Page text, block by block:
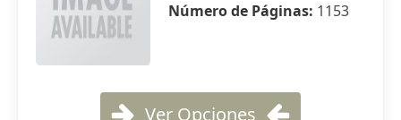
Número de Páginas: 1153
Ver Opciones